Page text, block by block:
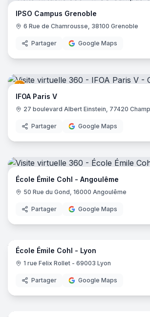
IPSO Campus Grenoble
6 Rue de Chamrousse, 38100 Grenoble
Partager Google Maps
IFOA Paris V
27 boulevard Albert Einstein, 77420
Partager Google Maps
École Émile Cohl - Angoulême
50 Rue du Gond, 16000 Angoulême
Partager Google Maps
École Émile Cohl - Lyon
1 rue Felix Rollet - 69003 Lyon
Partager Google Maps